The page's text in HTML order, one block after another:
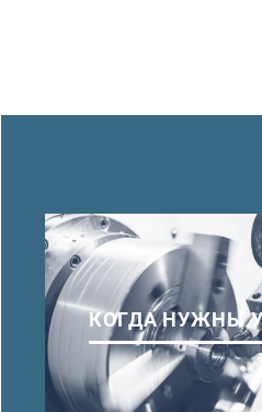
КОГДА НУЖНЫ